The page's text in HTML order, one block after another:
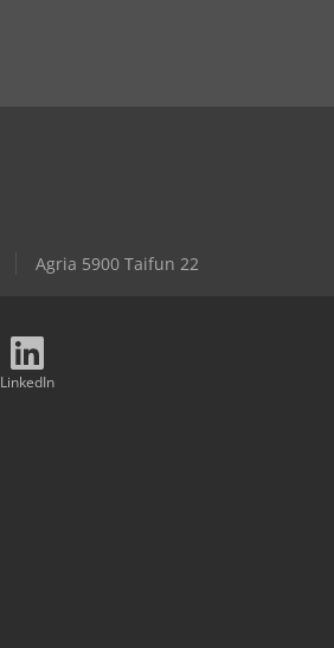
Agria 5900 Taifun 22
LinkedIn